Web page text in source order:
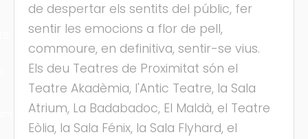
de despertar els sentits del públic, fer
sentir les emocions a flor de pell,
commoure, en definitiva, sentir-se vius.
Els deu Teatres de Proximitat són el
Teatre Akadèmia, l'Antic Teatre, la Sala
Atrium, La Badabadoc, El Maldà, el Teatre
Eòlia, la Sala Fénix, la Sala Flyhard, el